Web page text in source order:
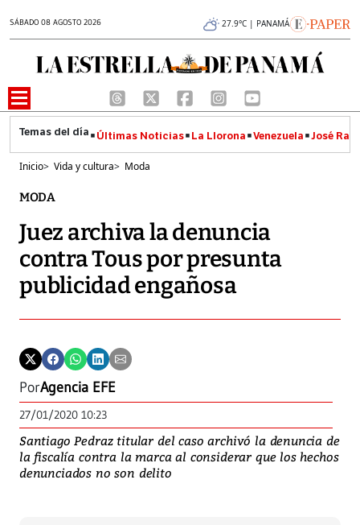
SÁBADO 08 AGOSTO 2026 27.9°C | PANAMÁ
Últimas Noticias La Llorona Venezuela José
Inicio> Vida y cultura> Moda
MODA
Juez archiva la denuncia
contra Tous por presunta
publicidad engañosa
PorAgencia EFE
27/01/2020 10:23
Santiago Pedraz titular del caso archivó la denuncia de
la fiscalía contra la marca al considerar que los hechos
denunciados no son delito